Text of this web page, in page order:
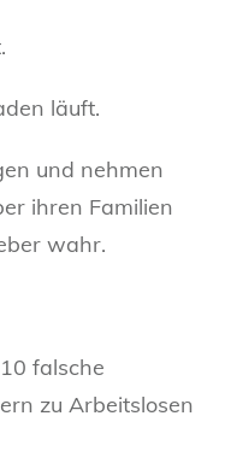
läuft.
und nehmen
ihren Familien
wahr.
falsche
zu Arbeitslosen